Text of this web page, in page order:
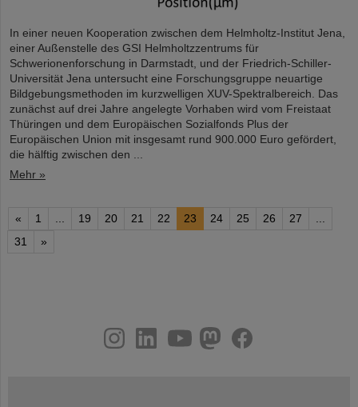
In einer neuen Kooperation zwischen dem Helmholtz-Institut Jena,
einer Außenstelle des GSI Helmholtzzentrums für
Schwerionenforschung in Darmstadt, und der Friedrich-Schiller-
Universität Jena untersucht eine Forschungsgruppe neuartige
Bildgebungsmethoden im kurzwelligen XUV-Spektralbereich. Das
zunächst auf drei Jahre angelegte Vorhaben wird vom Freistaat
Thüringen und dem Europäischen Sozialfonds Plus der
Europäischen Union mit insgesamt rund 900.000 Euro gefördert,
die hälftig zwischen den ...
Mehr »
« 1 19 20 21 22 23 24 25 26 27
31
»
youtube
helmholtz.social
facebook